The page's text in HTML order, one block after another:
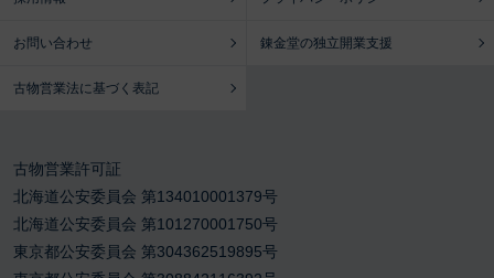
お問い合わせ 錬金堂の独立開業支援
古物営業法に基づく表記
古物営業許可証
北海道公安委員会 第134010001379号
北海道公安委員会 第101270001750号
東京都公安委員会 第304362519895号